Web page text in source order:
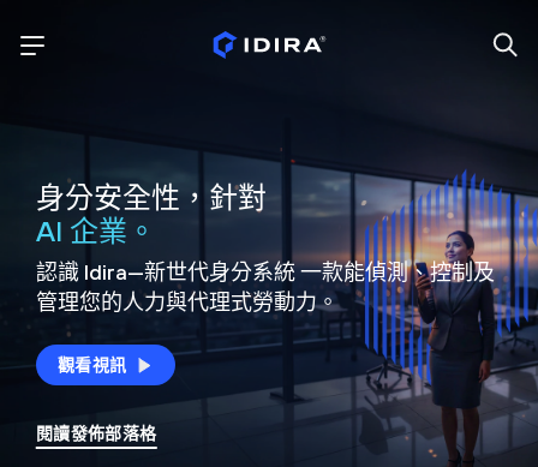
身分安全性，針對
AI 企業。
認識 Idira—新世代身分系統一款能偵測、控制及
管理您的人力與代理式勞動力。
觀看視訊
閱讀發佈部落格